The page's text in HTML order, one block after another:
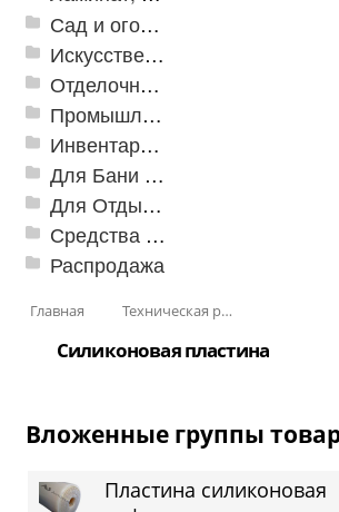
Сад и огород
Искусственная трава
Отделочные профили
Промышленный текстиль
Инвентарь для клининга
Для Бани и Сауны
Для Отдыха и Пикника
Средства от насекомых и садовых вредителей
Распродажа
Главная Техническая резина
Силиконовая пластина
Вложенные группы
Пластина силиконовая